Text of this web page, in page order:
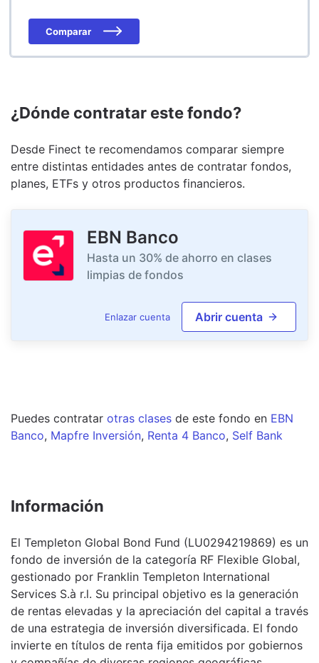
Comparar
¿Dónde contratar este fondo?
Desde Finect te recomendamos comparar siempre
entre distintas entidades antes de contratar fondos,
planes, ETFs y otros productos financieros.
EBN Banco
Hasta un 30% de ahorro en clases
limpias de fondos
Enlazar cuenta Abrir cuenta
Puedes contratar otras clases de este fondo en EBN
Banco, Mapfre Inversión, Renta 4 Banco, Self Bank
Información
El Templeton Global Bond Fund (LU0294219869) es un
fondo de inversión de la categoría RF Flexible Global,
gestionado por Franklin Templeton International
Services S.à r.l. Su principal objetivo es la generación
de rentas elevadas y la apreciación del capital a través
de una estrategia de inversión diversificada. El fondo
invierte en títulos de renta fija emitidos por gobiernos